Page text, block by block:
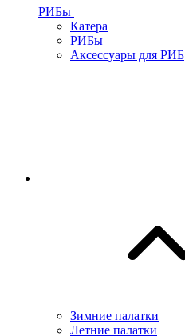
РИБы
Катера
РИБы
Аксессуары для РИБ
Зимние палатки
Летние палатки